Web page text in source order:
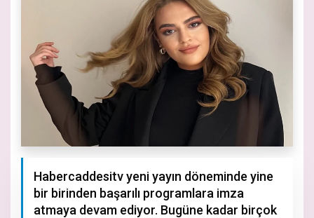
Habercaddesitv yeni yayın döneminde yine
bir birinden başarılı programlara imza
atmaya devam ediyor. Bugüne kadar birçok